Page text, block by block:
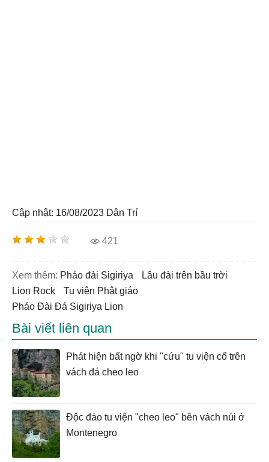
Cập nhật: 16/08/2023 Dân Trí
421
Xem thêm: Pháo đài Sigiriya
lâu đài trên bầu trời
Lion Rock
tu viện Phật giáo
Pháo Đài Đá Sigiriya Lion
Bài viết liên quan
Phát hiện bất ngờ khi "cứu" tu viện cổ trên
vách đá cheo leo
Độc đáo tu viện "cheo leo" bên vách núi ở
Montenegro